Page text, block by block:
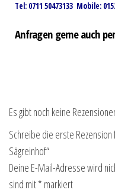
Tel: 0711 50473133 Mobile:
Anfragen gerne auch
Es gibt noch keine
Schreibe die erste
Sägreinhof“
Deine E-Mail-Adresse wird
sind mit* markiert